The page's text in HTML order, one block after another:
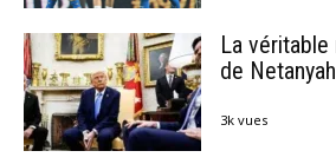
La véritable
de
3k vues